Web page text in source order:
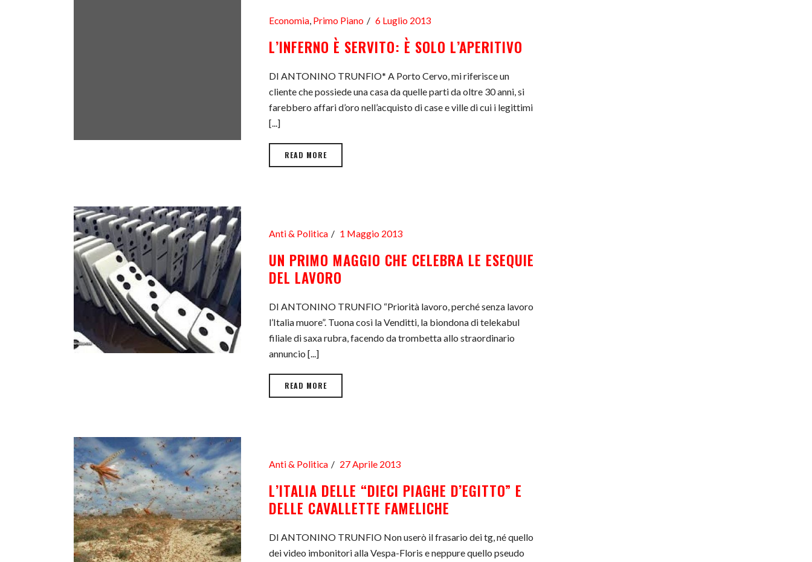
Economia, Primo Piano 6 Luglio 2013
L’INFERNO È SERVITO: È SOLO L’APERITIVO
DI ANTONINO TRUNFIO* A Porto Cervo, mi riferisce un
cliente che possiede una casa da quelle parti da oltre 30 anni, si
farebbero affari d’oro nell’acquisto di case e ville di cui i legittimi
[...]
READ MORE
Anti & Politica 1 Maggio 2013
UN PRIMO MAGGIO CHE CELEBRA LE ESEQUIE
DEL LAVORO
DI ANTONINO TRUNFIO “Priorità lavoro, perché senza lavoro
l’Italia muore”. Tuona così la Venditti, la biondona di telekabul
filiale di saxa rubra, facendo da trombetta allo straordinario
annuncio [...]
READ MORE
Anti & Politica 27 Aprile 2013
L’ITALIA DELLE “DIECI PIAGHE D’EGITTO” E
DELLE CAVALLETTE FAMELICHE
DI ANTONINO TRUNFIO Non userò il frasario dei tg, né quello
dei video imbonitori alla Vespa-Floris e neppure quello pseudo